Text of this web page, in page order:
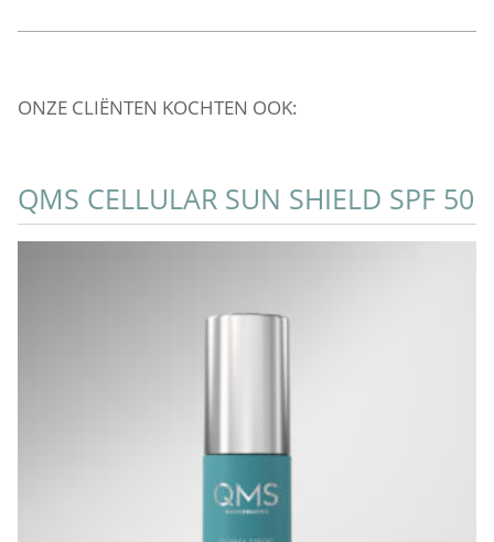
ONZE CLIËNTEN KOCHTEN OOK:
QMS CELLULAR SUN SHIELD SPF 50